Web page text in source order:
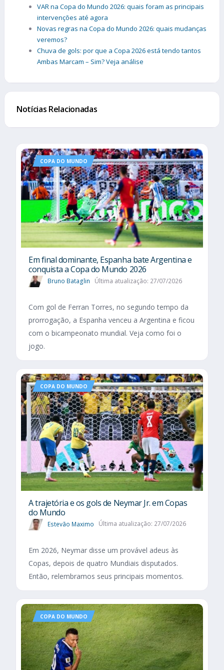
VAR na Copa do Mundo 2026: quais foram as principais
intervenções até agora
Novas regras na Copa do Mundo 2026: quais mudanças
veremos?
Chuva de gols: por que a Copa 2026 está tendo tantos
Ambas Marcam – Sim? Veja análise
Notícias Relacionadas
COPA DO MUNDO
Em final dominante, Espanha bate Argentina e
conquista a Copa do Mundo 2026
Bruno Bataglin Última atualização: 27/07/2026
Com gol de Ferran Torres, no segundo tempo da
prorrogação, a Espanha venceu a Argentina e ficou
com o bicampeonato mundial. Veja como foi o
jogo.
COPA DO MUNDO
A trajetória e os gols de Neymar Jr. em Copas
do Mundo
Estevão Maximo Última atualização: 27/07/2026
Em 2026, Neymar disse um provável adeus às
Copas, depois de quatro Mundiais disputados.
Então, relembramos seus principais momentos.
COPA DO MUNDO